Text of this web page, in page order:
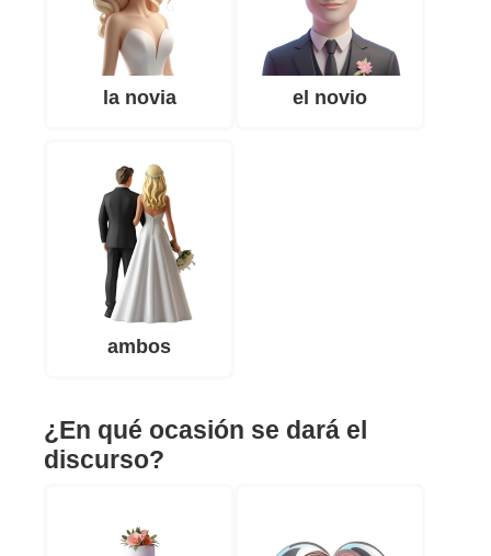
la novia el novio
ambos
¿En qué ocasión se dará el
discurso?